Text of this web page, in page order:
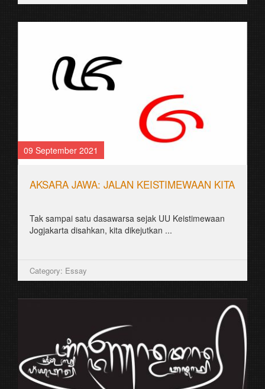
09 September 2021
AKSARA JAWA: JALAN KEISTIMEWAAN KITA
Tak sampai satu dasawarsa sejak UU Keistimewaan
Jogjakarta disahkan, kita dikejutkan ...
Category: Essay